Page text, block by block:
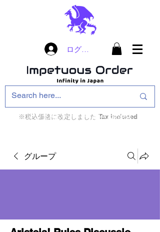
ログイン
※税込価格に改定しました Tax included
インフィニティ・ザ・ゲームのお店
グループ